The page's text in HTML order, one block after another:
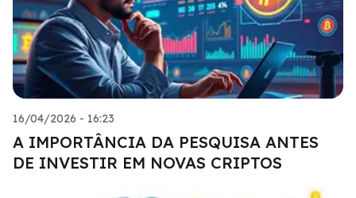
16/04/2026 - 16:23
A IMPORTÂNCIA DA PESQUISA ANTES
DE INVESTIR EM NOVAS CRIPTOS